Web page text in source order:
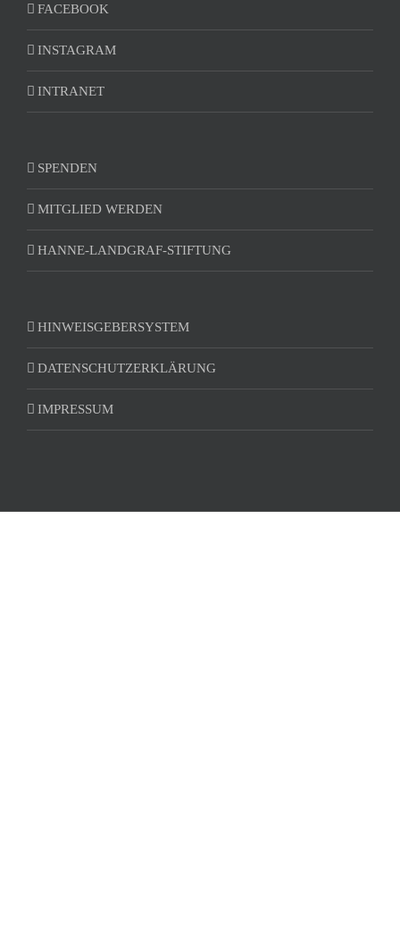
FACEBOOK
INSTAGRAM
INTRANET
SPENDEN
MITGLIED WERDEN
HANNE-LANDGRAF-STIFTUNG
HINWEISGEBERSYSTEM
DATENSCHUTZERKLÄRUNG
IMPRESSUM